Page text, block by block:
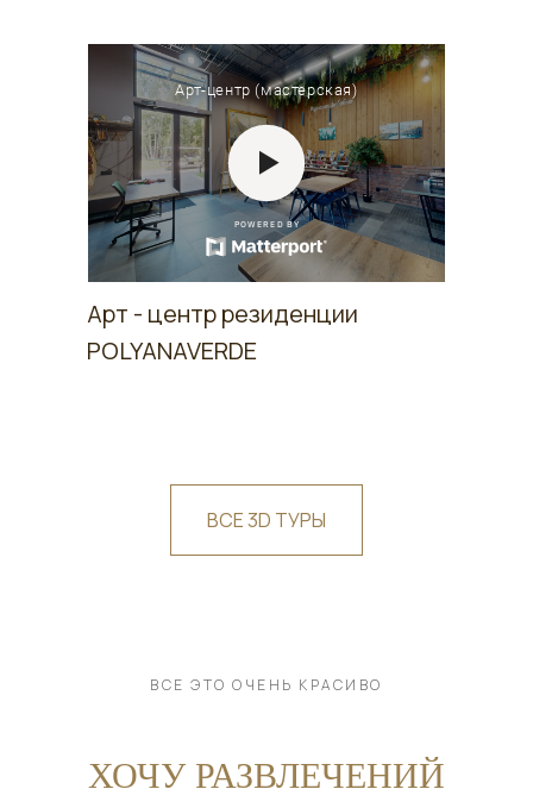
Арт - центр резиденции
POLYANAVERDE
POLYANAVERDE
POLYANAVERDE
ВСЕ 3D ТУРЫ
ВСЕ ЭТО ОЧЕНЬ КРАСИВО
ХОЧУ РАЗВЛЕЧЕНИЙ